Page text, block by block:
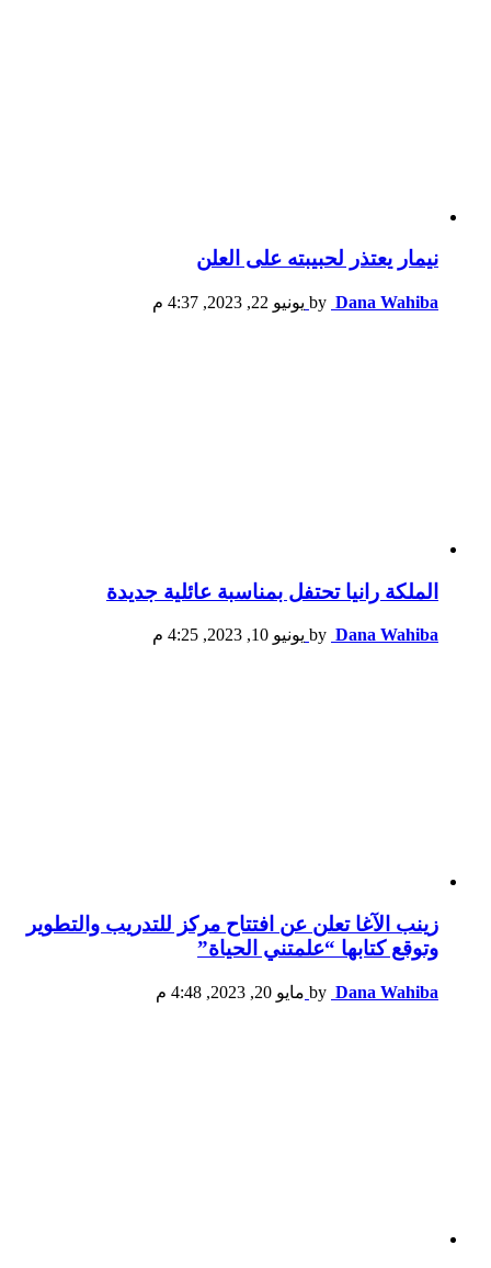
نيمار يعتذر لحبيبته على العلن
by Dana Wahiba يونيو 22, 2023, 4:37 م
الملكة رانيا تحتفل بمناسبة عائلية جديدة
by Dana Wahiba يونيو 10, 2023, 4:25 م
زينب الآغا تعلن عن افتتاح مركز للتدريب والتطوير
وتوقع كتابها “علمتني الحياة”
by Dana Wahiba مايو 20, 2023, 4:48 م